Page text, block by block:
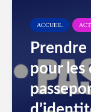
ACCUEIL
pour les